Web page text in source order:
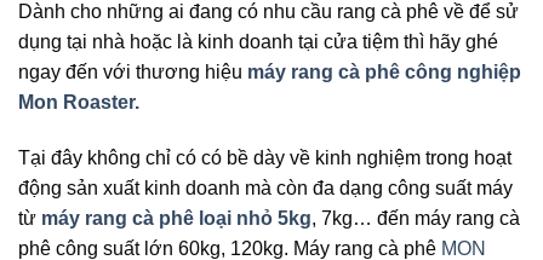
Dành cho những ai đang có nhu cầu rang cà phê về để sử
dụng tại nhà hoặc là kinh doanh tại cửa tiệm thì hãy ghé
ngay đến với thương hiệu máy rang cà phê công nghiệp
Mon Roaster.
Tại đây không chỉ có có bề dày về kinh nghiệm trong hoạt
động sản xuất kinh doanh mà còn đa dạng công suất máy
từ máy rang cà phê loại nhỏ 5kg, 7kg… đến máy rang cà
phê công suất lớn 60kg, 120kg. Máy rang cà phê MON